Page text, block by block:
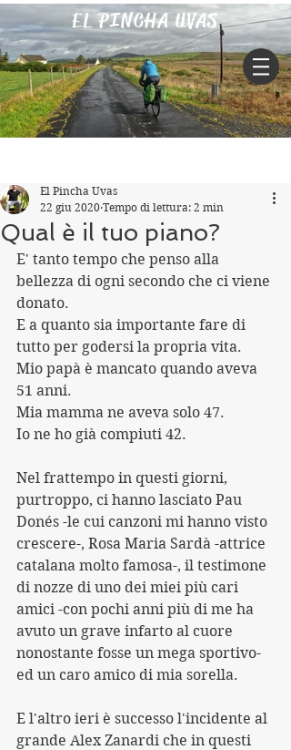
EL PINCHA UVAS
Qual è il tuo piano?
El Pincha Uvas
22 giu 2020 Tempo di lettura: 2 min
E' tanto tempo che penso alla
bellezza di ogni secondo che ci viene
donato.
E a quanto sia importante fare di
tutto per godersi la propria vita.
Mio papà è mancato quando aveva
51 anni.
Mia mamma ne aveva solo 47.
Io ne ho già compiuti 42.
Nel frattempo in questi giorni,
purtroppo, ci hanno lasciato Pau
Donés -le cui canzoni mi hanno visto
crescere-, Rosa Maria Sardà -attrice
catalana molto famosa-, il testimone
di nozze di uno dei miei più cari
amici -con pochi anni più di me ha
avuto un grave infarto al cuore
nonostante fosse un mega sportivo-
ed un caro amico di mia sorella.
E l'altro ieri è successo l'incidente al
grande Alex Zanardi che in questi